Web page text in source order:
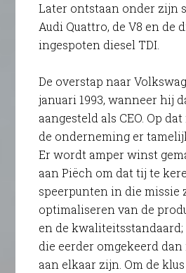
Later ontstaan onder zijn
Audi Quattro, de V8 en de
ingespoten diesel TDI.
De overstap naar
januari 1993, wanneer hij
aangesteld als CEO. Op
de onderneming er
Er wordt amper winst
aan Piëch om dat tij te
speerpunten in die missie
optimaliseren van de
en de
die eerder omgekeerd
aan elkaar zijn. Om de